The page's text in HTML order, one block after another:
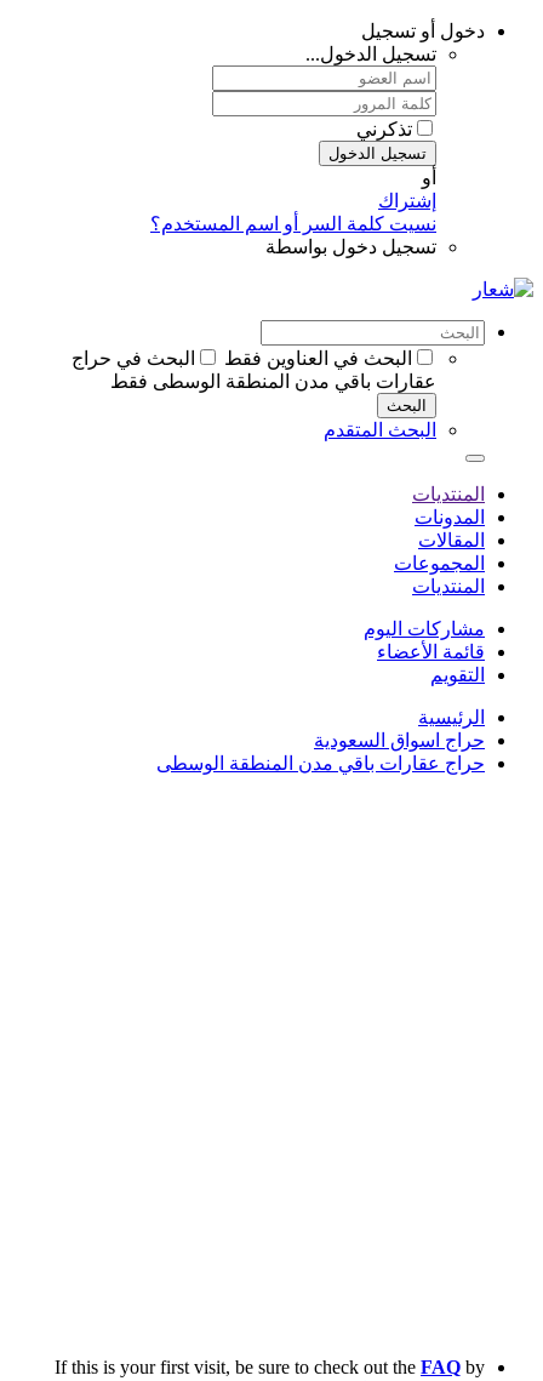
دخول أو تسجيل
تسجيل الدخول...
تذكرني
تسجيل الدخول
أو
إشتراك
نسيت كلمة السر أو اسم المستخدم؟
تسجيل دخول بواسطة
البحث في العناوين فقط
البحث في حراج
عقارات باقي مدن المنطقة الوسطى فقط
البحث
البحث المتقدم
المنتديات
المدونات
المقالات
المجموعات
المنتديات
مشاركات اليوم
قائمة الأعضاء
التقويم
الرئيسية
حراج اسواق السعودية
حراج عقارات باقي مدن المنطقة الوسطى
If this is your first visit, be sure to check out the FAQ by